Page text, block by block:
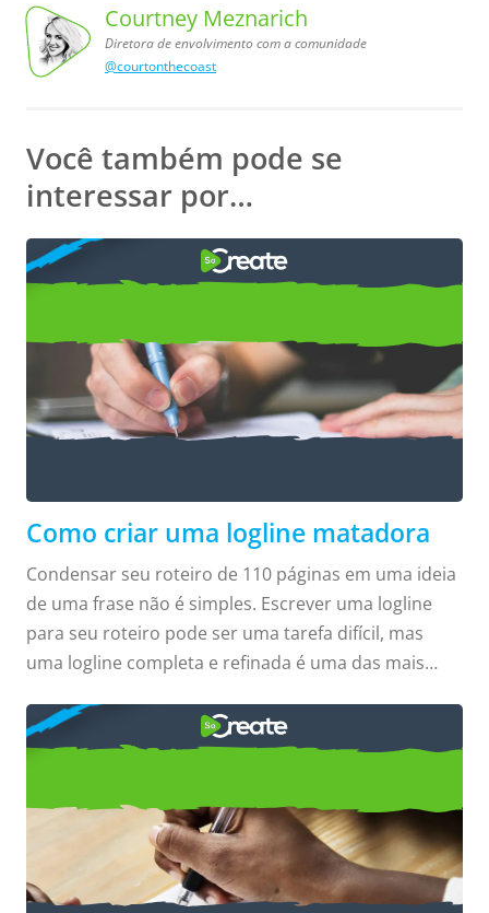
Courtney
Meznarich,
Diretora
de envolvimento
com
a comunidade
Courtney Meznarich
Diretora de envolvimento com a comunidade
@courtonthecoast
Você também pode se
interessar por…
COMO
segundos com uma logline inesquecível.
Como criar uma logline matadora
Condensar seu roteiro de 110 páginas em uma ideia
de uma frase não é simples. Escrever uma logline
para seu roteiro pode ser uma tarefa difícil, mas
uma logline completa e refinada é uma das mais
marketing que você tem para tentar vender seu
roteiro. Crie uma logline perfeita e completa, com
com a fórmula de logline descrita no artigo tipo
“Como fazer” de hoje! Imagine que você só tem dez
segundos para contar a alguém a ideia por trás de
todo o seu roteiro. O que...
COMO
personagens